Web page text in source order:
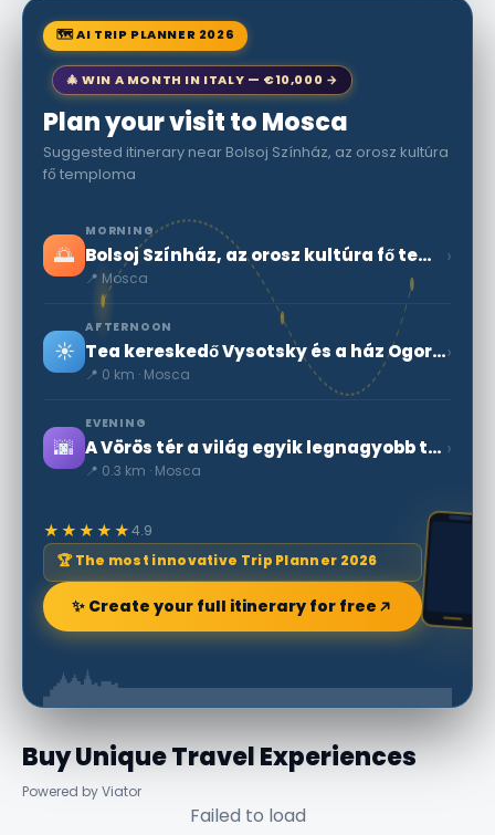
🗺 AI TRIP PLANNER 2026
🎄 WIN A MONTH IN ITALY — €10,000 →
Plan your visit to Mosca
Suggested itinerary near Bolsoj Színház, az orosz kultúra
fő temploma
🌅
MORNING
Bolsoj Színház, az orosz kultúra fő temploma
📍 Mosca
›
☀️
AFTERNOON
Tea kereskedő Vysotsky és a ház Ogorodnya Sloboda
📍 0 km · Mosca
›
🌆
EVENING
A Vörös tér a világ egyik legnagyobb tere
📍 0.3 km · Mosca
›
★★★★★4.9
🏆 The most innovative Trip Planner 2026
✨ Create your full itinerary for free
Buy Unique Travel Experiences
Powered by Viator
Failed to load